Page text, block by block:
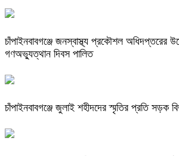
চাঁপাইনবাবগঞ্জে জনস্বাস্থ্য প্রকৌশল অধিদপ্তরের
গণঅভ্যুত্থান দিবস পালিত
চাঁপাইনবাবগঞ্জে জুলাই শহীদদের স্মৃতির প্রতি সড়ক